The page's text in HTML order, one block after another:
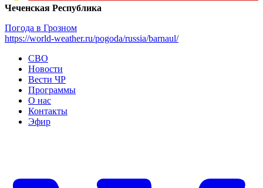
Чеченская Республика
Погода в Грозном
https://world-weather.ru/pogoda/russia/barnaul/
СВО
Новости
Вести ЧР
Программы
О нас
Контакты
Эфир